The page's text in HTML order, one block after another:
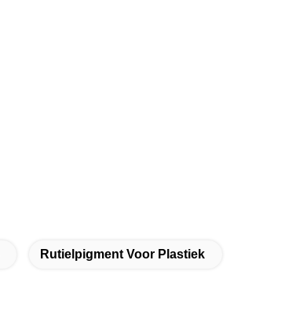
Rutielpigment Voor Plastiek